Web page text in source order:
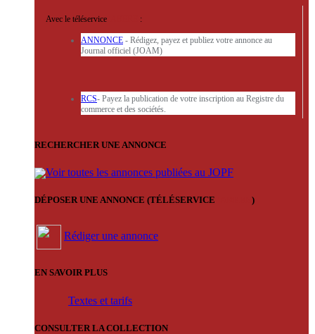
Avec le téléservice :
ANNONCE - Rédigez, payez et publiez votre annonce au
Journal officiel (JOAM)
RCS- Payez la publication de votre inscription au Registre du
commerce et des sociétés.
RECHERCHER UNE ANNONCE
Voir toutes les annonces publiées au JOPF
DÉPOSER UNE ANNONCE (TÉLÉSERVICE )
Rédiger une annonce
EN SAVOIR PLUS
Textes et tarifs
CONSULTER LA COLLECTION